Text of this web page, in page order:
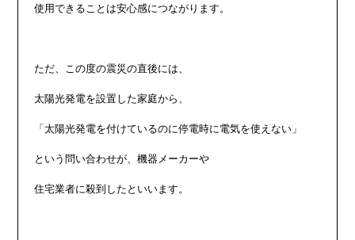
使用できることは安心感につながります。
ただ、この度の震災の直後には、
太陽光発電を設置した家庭から、
「太陽光発電を付けているのに停電時に電気を使えない」
という問い合わせが、機器メーカーや
住宅業者に殺到したといいます。